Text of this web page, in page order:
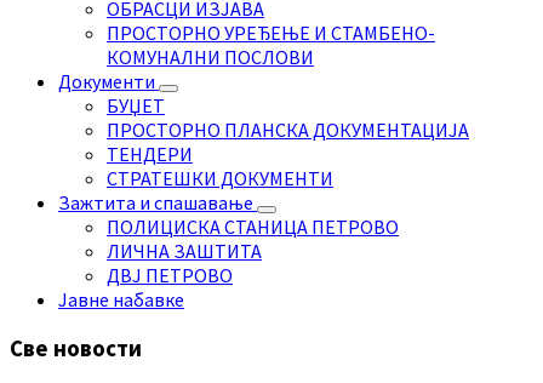
ОБРАСЦИ ИЗЈАВА
ПРОСТОРНО УРЕЂЕЊЕ И СТАМБЕНО-
КОМУНАЛНИ ПОСЛОВИ
Документи
БУЏЕТ
ПРОСТОРНО ПЛАНСКА ДОКУМЕНТАЦИЈА
ТЕНДЕРИ
СТРАТЕШКИ ДОКУМЕНТИ
Зажтита и спашавање
ПОЛИЦИСКА СТАНИЦА ПЕТРОВО
ЛИЧНА ЗАШТИТА
ДВЈ ПЕТРОВО
Јавне набавке
Све новости